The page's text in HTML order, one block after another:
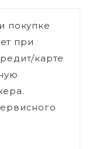
покупке
при
карте